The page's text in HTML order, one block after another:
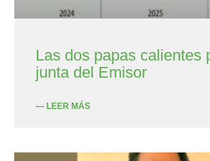
Las dos papas calientes
junta del Emisor
— LEER MÁS